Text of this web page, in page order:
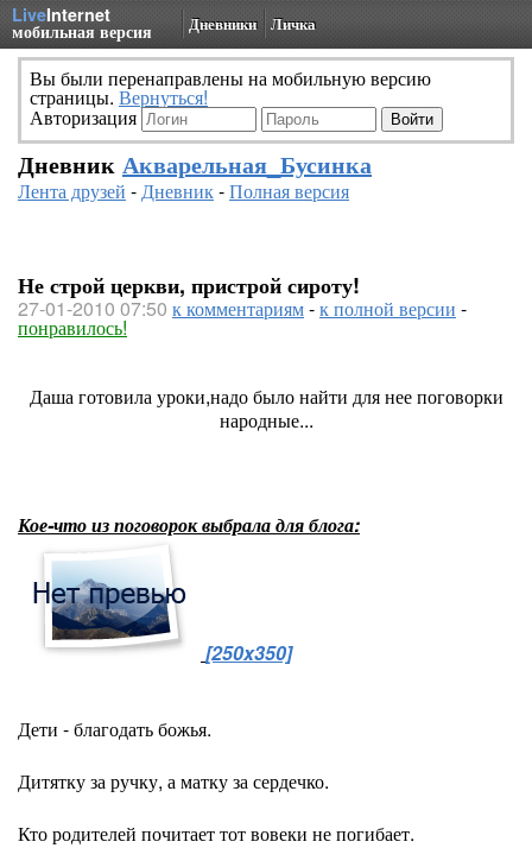
LiveInternet
мобильная версия Дневники Личка
Вы были перенаправлены на мобильную версию
страницы. Вернуться!
Авторизация
Дневник Акварельная_Бусинка
Лента друзей -Дневник-Полная версия
Не строй церкви, пристрой сироту!
27-01-2010 07:50 к комментариям-к полной версии -
понравилось!
Даша готовила уроки,надо было найти для нее поговорки
народные...
Кое-что из поговорок выбрала для блога:
[250x350]
Дети - благодать божья.
Дитятку за ручку, а матку за сердечко.
Кто родителей почитает тот вовеки не погибает.